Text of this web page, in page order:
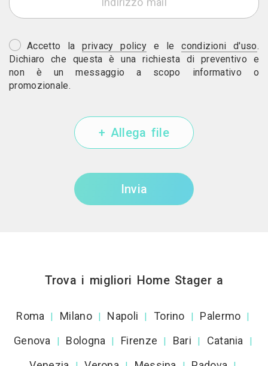
Accetto laprivacy policy e lecondizioni d'uso.
Dichiaro che questa è una richiesta di preventivo e
non è un messaggio a scopo informativo o
promozionale.
+ Allega file
Invia
Trova i migliori Home Stager a
Roma | Milano | Napoli | Torino | Palermo |
Genova | Bologna | Firenze | Bari | Catania |